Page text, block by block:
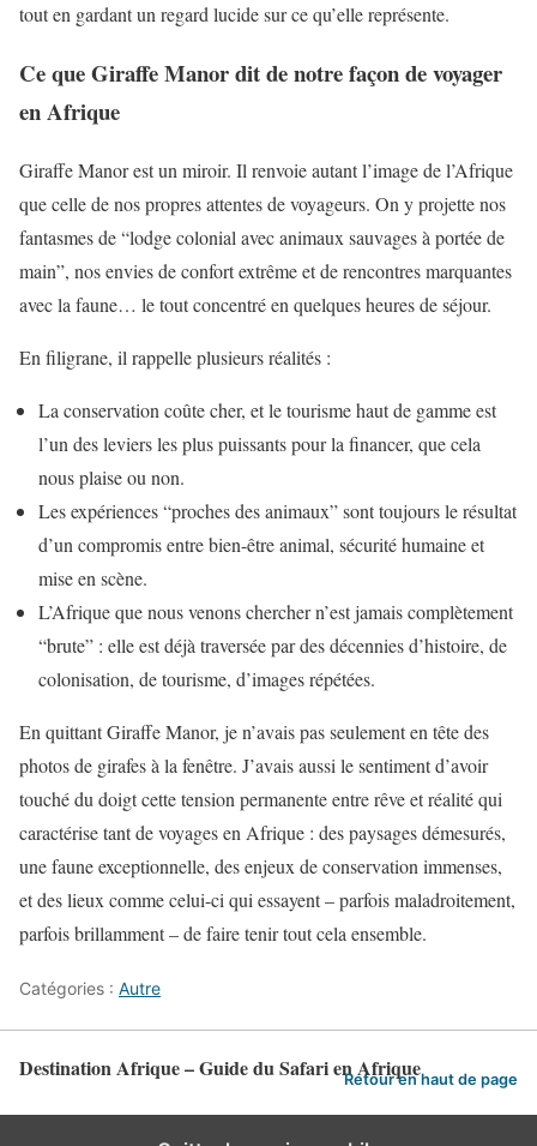
tout en gardant un regard lucide sur ce qu’elle représente.
Ce que Giraffe Manor dit de notre façon de voyager
en Afrique
Giraffe Manor est un miroir. Il renvoie autant l’image de l’Afrique
que celle de nos propres attentes de voyageurs. On y projette nos
fantasmes de “lodge colonial avec animaux sauvages à portée de
main”, nos envies de confort extrême et de rencontres marquantes
avec la faune… le tout concentré en quelques heures de séjour.
En filigrane, il rappelle plusieurs réalités :
La conservation coûte cher, et le tourisme haut de gamme est
l’un des leviers les plus puissants pour la financer, que cela
nous plaise ou non.
Les expériences “proches des animaux” sont toujours le résultat
d’un compromis entre bien-être animal, sécurité humaine et
mise en scène.
L’Afrique que nous venons chercher n’est jamais complètement
“brute” : elle est déjà traversée par des décennies d’histoire, de
colonisation, de tourisme, d’images répétées.
En quittant Giraffe Manor, je n’avais pas seulement en tête des
photos de girafes à la fenêtre. J’avais aussi le sentiment d’avoir
touché du doigt cette tension permanente entre rêve et réalité qui
caractérise tant de voyages en Afrique : des paysages démesurés,
une faune exceptionnelle, des enjeux de conservation immenses,
et des lieux comme celui-ci qui essayent – parfois maladroitement,
parfois brillamment – de faire tenir tout cela ensemble.
Catégories : Autre
Destination Afrique – Guide du Safari en AfriqueRetour en haut de page